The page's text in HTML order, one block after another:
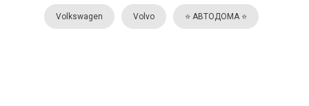
Volkswagen Volvo ⭐️ АВТОДОМА ⭐️